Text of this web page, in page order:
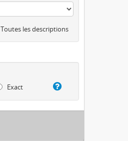
Toutes les descriptions
Exact